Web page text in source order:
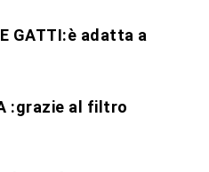
E GATTI:è adatta a
:grazie al filtro